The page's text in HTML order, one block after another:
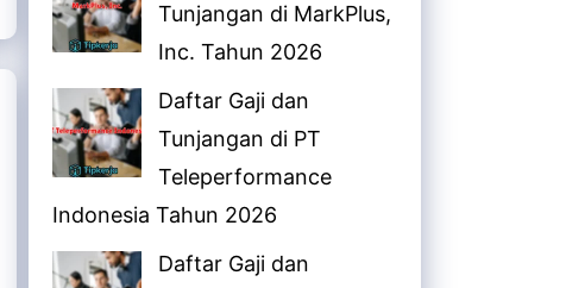
Tunjangan di MarkPlus,
Inc. Tahun 2026
Daftar Gaji dan
Tunjangan di PT
Teleperformance
Indonesia Tahun 2026
Daftar Gaji dan